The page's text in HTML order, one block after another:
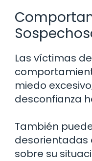
Las víctimas
miedo
desconfianza
También
desorientadas
sobre su